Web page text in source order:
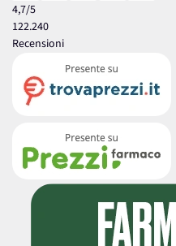
4,7/5
122.240
Recensioni